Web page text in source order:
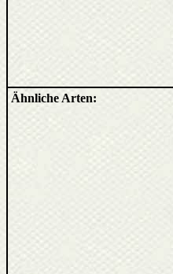
Ähnliche Arten: